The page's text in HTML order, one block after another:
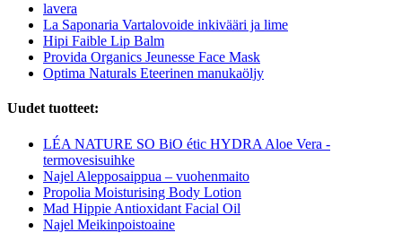
lavera
La Saponaria Vartalovoide inkivääri ja lime
Hipi Faible Lip Balm
Provida Organics Jeunesse Face Mask
Optima Naturals Eteerinen manukaöljy
Uudet tuotteet:
LÉA NATURE SO BiO étic HYDRA Aloe Vera -
termovesisuihke
Najel Alepposaippua – vuohenmaito
Propolia Moisturising Body Lotion
Mad Hippie Antioxidant Facial Oil
Najel Meikinpoistoaine